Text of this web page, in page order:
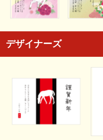
デザイナーズ